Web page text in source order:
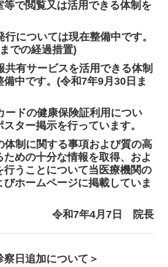
等で閲覧又は活用できる体制を
については現在整備中です。
での経過措置)
共有サービスを活用できる体制
備中です。(令和7年9月30日ま
ードの健康保険証利用につい
スター掲示を行っています。
体制に関する事項および質の高
ための十分な情報を取得、およ
行うことについて当医療機関の
びホームページに掲載していま
令和7年4月7日
院長
日追加について＞